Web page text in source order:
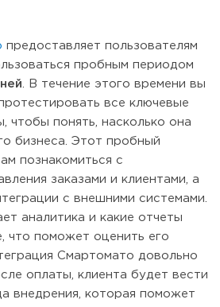
предоставляет пользователям
пробным периодом
. В течение этого времени вы
все ключевые
чтобы понять, насколько она
бизнеса. Этот пробный
познакомиться с
заказами и клиентами, а
с внешними системами.
аналитика и какие отчеты
что поможет оценить его
Смартомато довольно
оплаты, клиента будет вести
внедрения, которая поможет